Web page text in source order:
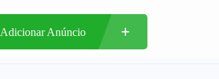
Adicionar Anúncio